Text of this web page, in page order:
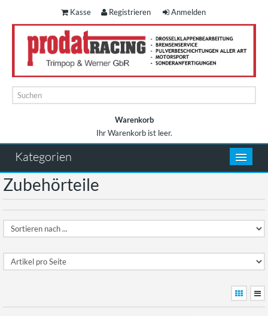
Kasse Registrieren Anmelden
Warenkorb
Ihr Warenkorb ist leer.
Kategorien
Zubehörteile